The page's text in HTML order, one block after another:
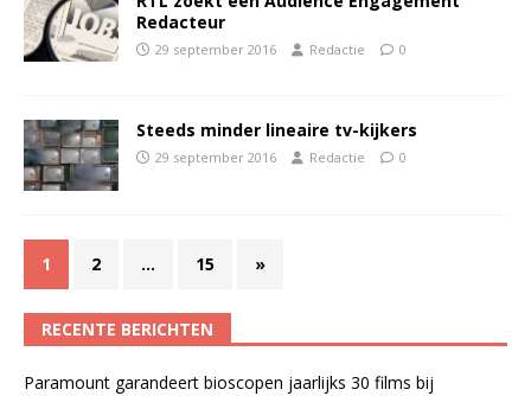
Redacteur
29 september 2016 Redactie 0
Steeds minder lineaire tv-kijkers
29 september 2016 Redactie 0
1 2 … 15 »
RECENTE BERICHTEN
Paramount garandeert bioscopen jaarlijks 30 films bij